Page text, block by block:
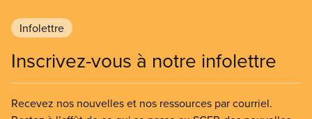
Infolettre
Inscrivez-vous à notre infolettre
Recevez nos nouvelles et nos ressources par courriel.